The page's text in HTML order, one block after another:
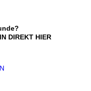
DIREKT HIER